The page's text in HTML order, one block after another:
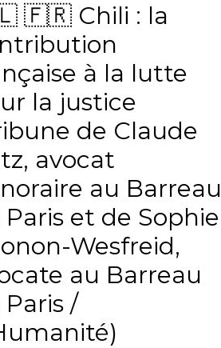
🇫🇷 Chili : la
à la lutte
la justice
de Claude
avocat
au Barreau
Paris et de Sophie
Wesfreid,
au Barreau
/